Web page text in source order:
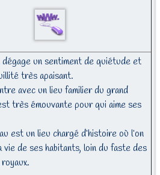
dégage un sentiment de quiétude et
très apaisant.
avec un lieu familier du grand
très émouvante pour qui aime ses
est un lieu chargé d’histoire où l’on
vie de ses habitants, loin du faste des